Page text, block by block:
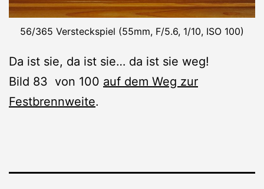
56/365 Versteckspiel (55mm, F/5.6, 1/10, ISO 100)
Da ist sie, da ist sie… da ist sie weg!
Bild 83 von 100 auf dem Weg zur
Festbrennweite.